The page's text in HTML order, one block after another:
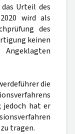
Urteil des
wird als
des
keinen
die
jedoch hat er
tragen.